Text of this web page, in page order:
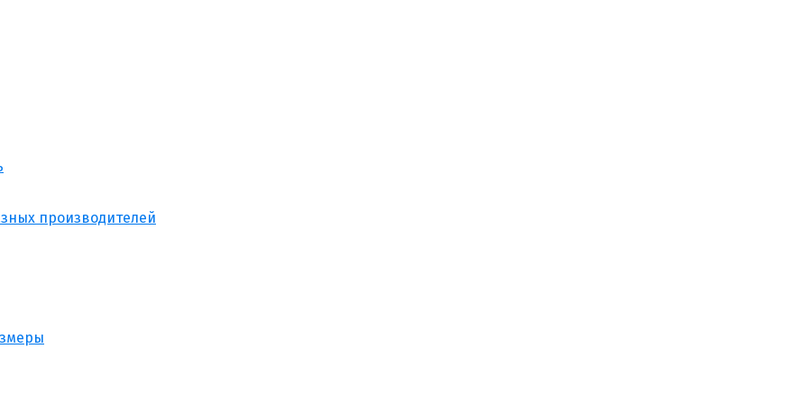
производителей